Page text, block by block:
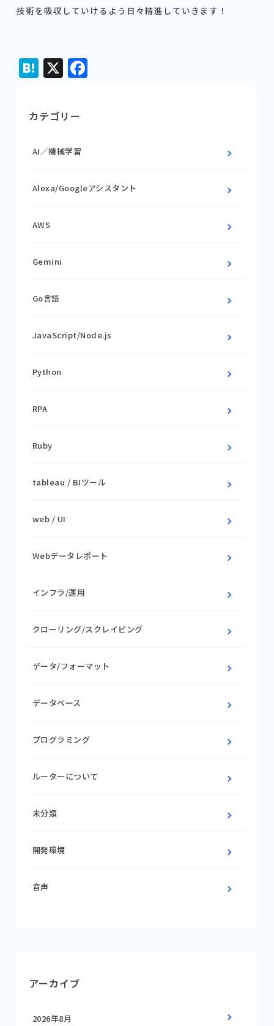
技術を吸収していけるよう日々精進していきます！
Hatena
X Facebook
カテゴリー
AI／機械学習
Alexa/Googleアシスタント
AWS
Gemini
Go言語
JavaScript/Node.js
Python
RPA
Ruby
tableau / BIツール
web / UI
Webデータレポート
インフラ/運用
クローリング/スクレイピング
データ/フォーマット
データベース
プログラミング
ルーターについて
未分類
開発環境
音声
アーカイブ
2026年8月